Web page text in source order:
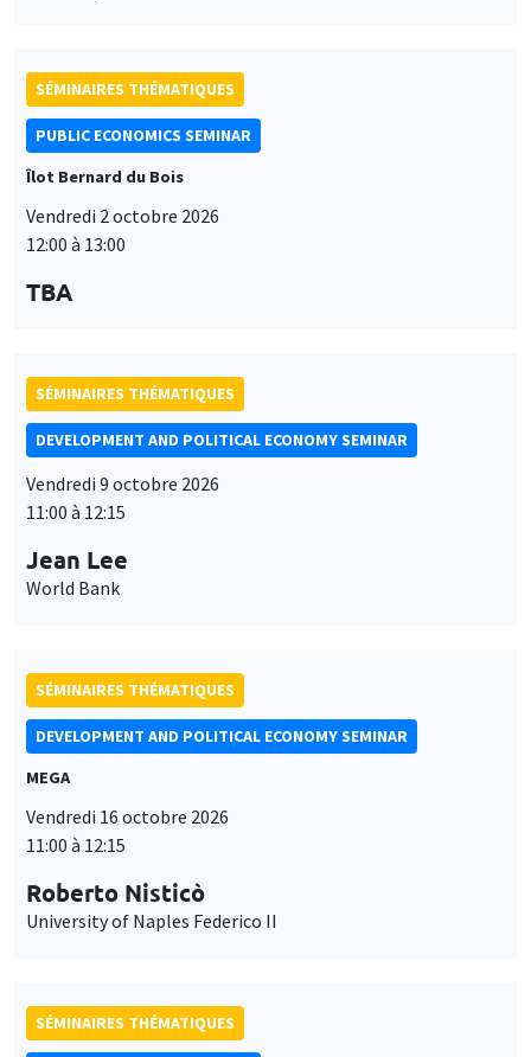
SÉMINAIRES THÉMATIQUES
PUBLIC ECONOMICS SEMINAR
Îlot Bernard du Bois
Vendredi 2 octobre 2026
12:00 à 13:00
TBA
SÉMINAIRES THÉMATIQUES
DEVELOPMENT AND POLITICAL ECONOMY SEMINAR
Vendredi 9 octobre 2026
11:00 à 12:15
Jean Lee
World Bank
SÉMINAIRES THÉMATIQUES
DEVELOPMENT AND POLITICAL ECONOMY SEMINAR
MEGA
Vendredi 16 octobre 2026
11:00 à 12:15
Roberto Nisticò
University of Naples Federico II
SÉMINAIRES THÉMATIQUES